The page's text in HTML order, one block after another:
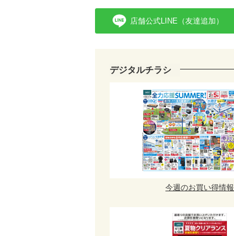
店舗公式LINE（友達追加）
デジタルチラシ
今週のお買い得情報